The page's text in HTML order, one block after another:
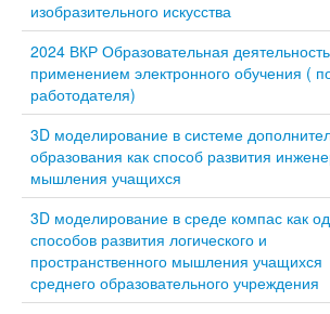
изобразительного искусства
2024 ВКР Образовательная
применением электронного обучения (
работодателя)
3D моделирование в системе
образования как способ развития
мышления учащихся
3D моделирование в среде компас как
способов развития логического и
пространственного мышления учащихся
среднего образовательного учреждения